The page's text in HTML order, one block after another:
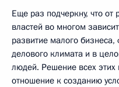
Еще раз подчеркну, что
властей во многом
развитие малого
делового климата и в
людей. Решение всех
отношение к созданию